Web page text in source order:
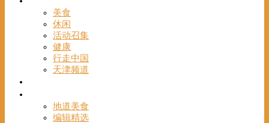
美食
休闲
活动召集
健康
行走中国
天津频道
地道美食
编辑精选